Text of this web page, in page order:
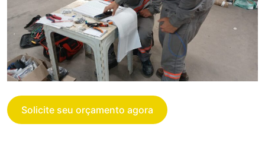
Solicite seu orçamento agora